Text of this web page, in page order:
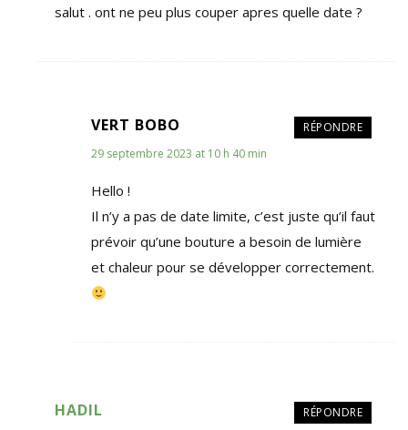
salut . ont ne peu plus couper apres quelle date ?
RÉPONDRE
VERT BOBO
29 septembre 2023 at 10 h 40 min
Hello !
Il n’y a pas de date limite, c’est juste qu’il faut
prévoir qu’une bouture a besoin de lumière
et chaleur pour se développer correctement.
RÉPONDRE
HADIL